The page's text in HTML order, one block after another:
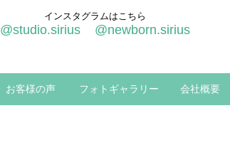
インスタグラムはこちら
@studio.sirius @newborn.sirius
お客様の声 フォトギャラリー 会社概要